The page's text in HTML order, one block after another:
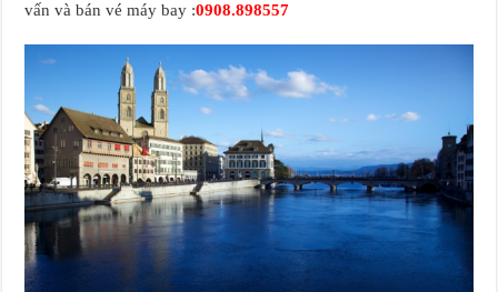
vấn và bán vé máy bay :0908.898557